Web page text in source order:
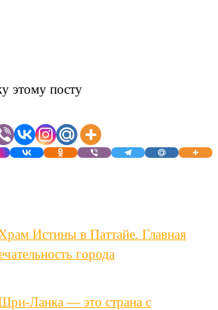
этому посту
Истины в Паттайе. Главная
города
Ланка — это страна с